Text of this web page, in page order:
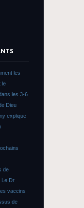
les
le
les 3-6
Dieu
explique
de
Le Dr
vaccins
de